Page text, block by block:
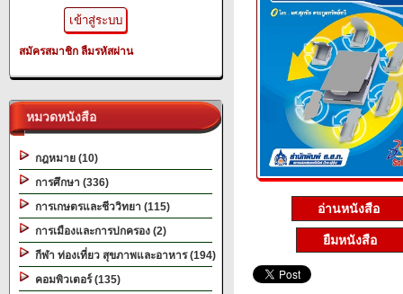
สมัครสมาชิก ลืมรหัสผ่าน
หมวดหนังสือ
กฎหมาย (10)
การศึกษา (336)
การเกษตรและชีววิทยา (115)
การเมืองและการปกครอง (2)
กีฬา ท่องเที่ยว สุขภาพและอาหาร (194)
คอมพิวเตอร์ (135)
อ่านหนังสือ
ยืมหนังสือ